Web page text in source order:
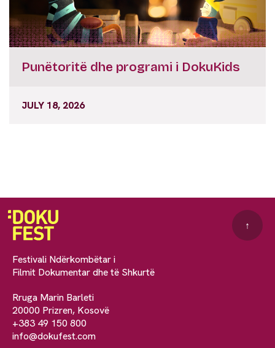
Punëtoritë dhe programi i DokuKids
JULY 18, 2026
Festivali Ndërkombëtar i
Filmit Dokumentar dhe të Shkurtë
Rruga Marin Barleti
20000 Prizren, Kosovë
+383 49 150 800
info@dokufest.com
↑